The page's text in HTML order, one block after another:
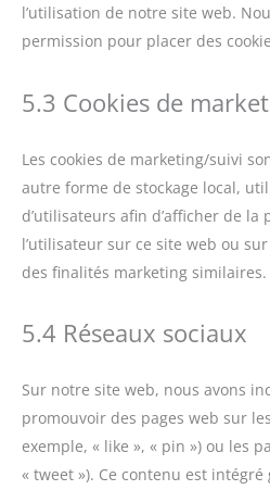
l’utilisation de notre site web.
permission pour placer des
5.3 Cookies de
Les cookies de marketing/suivi
autre forme de stockage local,
d’utilisateurs afin d’afficher de
l’utilisateur sur ce site web ou
des finalités marketing similaires.
5.4 Réseaux sociaux
Sur notre site web, nous avons
promouvoir des pages web sur
exemple, « like », « pin ») ou les
« tweet »). Ce contenu est